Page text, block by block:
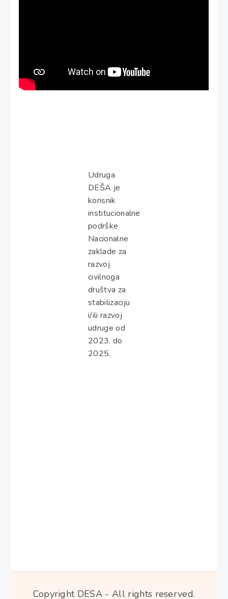
Udruga
DEŠA je
korisnik
institucionalne
podrške
Nacionalne
zaklade za
razvoj
civilnoga
društva za
stabilizaciju
i/ili razvoj
udruge od
2023. do
2025.
Copyright DESA - All rights reserved.